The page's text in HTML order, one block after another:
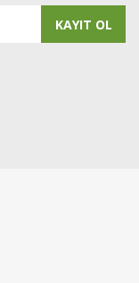
KAYIT OL